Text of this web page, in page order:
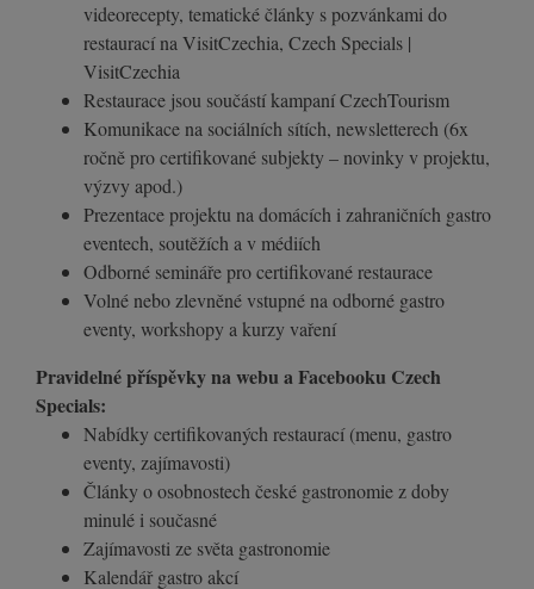
videorecepty, tematické články s pozvánkami do
restaurací na VisitCzechia, Czech Specials |
VisitCzechia
Restaurace jsou součástí kampaní CzechTourism
Komunikace na sociálních sítích, newsletterech (6x
ročně pro certifikované subjekty – novinky v projektu,
výzvy apod.)
Prezentace projektu na domácích i zahraničních gastro
eventech, soutěžích a v médiích
Odborné semináře pro certifikované restaurace
Volné nebo zlevněné vstupné na odborné gastro
eventy, workshopy a kurzy vaření
Pravidelné příspěvky na webu a Facebooku Czech
Specials:
Nabídky certifikovaných restaurací (menu, gastro
eventy, zajímavosti)
Články o osobnostech české gastronomie z doby
minulé i současné
Zajímavosti ze světa gastronomie
Kalendář gastro akcí